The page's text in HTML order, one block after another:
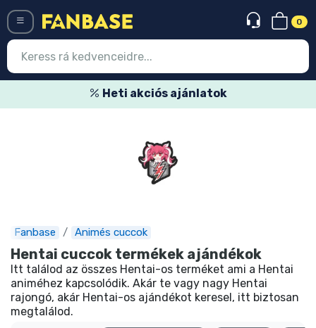
0
Heti akciós ajánlatok
Fanbase Animés cuccok
Hentai cuccok termékek ajándékok
Itt találod az összes Hentai-os terméket ami a Hentai
animéhez kapcsolódik. Akár te vagy nagy Hentai
rajongó, akár Hentai-os ajándékot keresel, itt biztosan
megtalálod.
Legújabb cuccok
Express szállítás
Előrendelhető cuccok
Outlet cuccok
Ajándékkártya